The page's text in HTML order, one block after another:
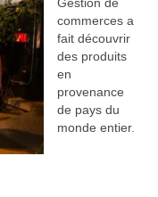
commerces a
fait découvrir
des produits
en
provenance
de pays du
monde entier.